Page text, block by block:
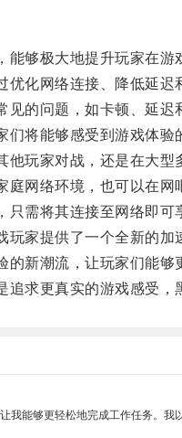
够极大地提升玩家在游
化网络连接、降低延迟
的问题，如卡顿、延迟
将能够感受到游戏体验
家对战，还是在大型
网络环境，也可以在网
需将其连接至网络即可
家提供了一个全新的加
新潮流，让玩家们能够
求更真实的游戏感受，
我能够更轻松地完成工作任务。我